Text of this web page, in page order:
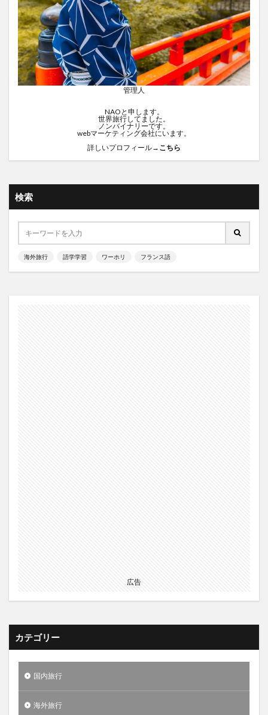
管理人
NAOと申します。
世界旅行してました。
ノンバイナリーです。
webマーケティング会社にいます。
詳しいプロフィール→ こちら
検索
海外旅行 語学学習 ワーホリ フランス語
広告
カテゴリー
国内旅行
海外旅行